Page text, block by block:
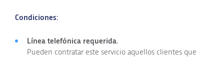
Condiciones:
Línea telefónica requerida.
Pueden contratar este servicio aquellos clientes que